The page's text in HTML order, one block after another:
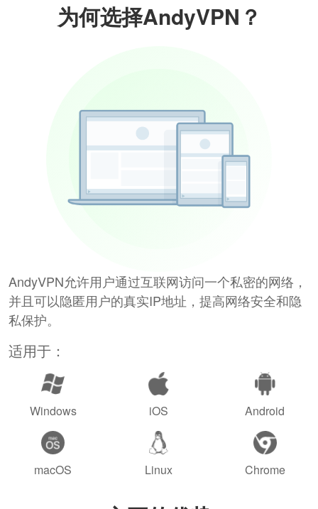
为何选择AndyVPN？
AndyVPN允许用户通过互联网访问一个私密的网络，
并且可以隐匿用户的真实IP地址，提高网络安全和隐
私保护。
适用于：
Windows iOS Android
macOS Linux Chrome